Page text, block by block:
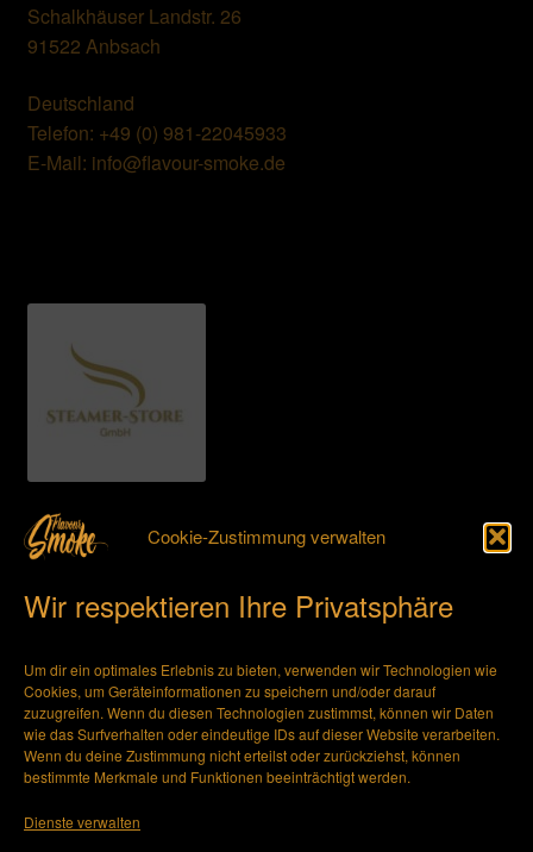
Cookie-Zustimmung verwalten
Wir respektieren Ihre Privatsphäre
Um dir ein optimales Erlebnis zu bieten, verwenden wir Technologien wie
Cookies, um Geräteinformationen zu speichern und/oder darauf
zuzugreifen. Wenn du diesen Technologien zustimmst, können wir Daten
wie das Surfverhalten oder eindeutige IDs auf dieser Website verarbeiten.
Wenn du deine Zustimmung nicht erteilst oder zurückziehst, können
bestimmte Merkmale und Funktionen beeinträchtigt werden.
Dienste verwalten
Schalkhäuser Landstr. 26
91522 Anbsach
Deutschland
Telefon: +49 (0) 981-22045933
E-Mail: info@flavour-smoke.de
Steamer-Store GmbH
Schalkhäuser Landstraße 26
+49 (0) 981 – 22 04 59 33
info@steamer-store.de